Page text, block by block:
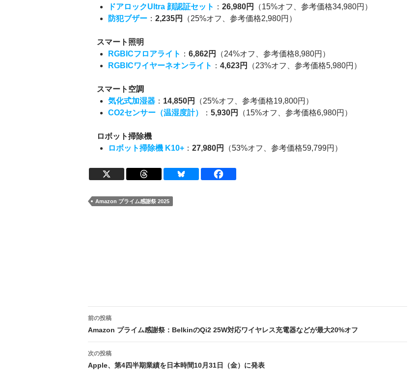
ドアロックUltra 顔認証セット ：26,980円
（15%オフ、参考価格34,980円）
防犯ブザー ：2,235円 （25%オフ、参考価格2,980円）
スマート照明
RGBICフロアライト ：6,862円
（24%オフ、参考価格8,980円）
RGBICワイヤーネオンライト ：4,623円 （23%オフ、参考価格5,980円）
スマート空調
気化式加湿器 ： 14,850円
（25%オフ、参考価格19,800円）
CO2センサー（温湿度計）
：5,930円 （15%オフ、参考価格6,980円）
ロボット掃除機
ロボット掃除機 K10+ ：27,980円 （53%オフ、参考価格59,799円）
Amazon プライム感謝祭 2025
投
稿
ナ
ビ
前の投稿
Amazon プライム感謝祭：BelkinのQi2 25W対応ワイヤレス充電器などが最大20%オフ
次の投稿
Apple、第4四半期業績を日本時間10月31日（金）に発表